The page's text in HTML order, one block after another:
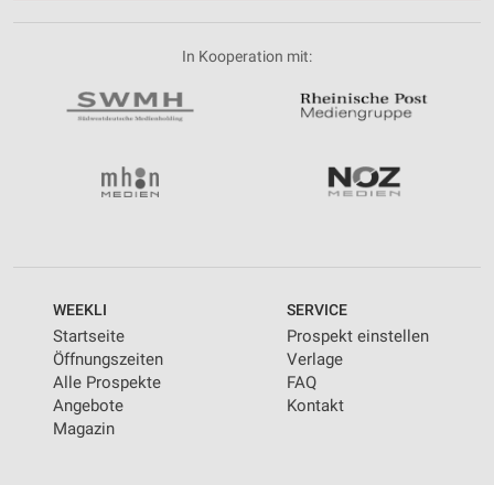
In Kooperation mit:
WEEKLI
Startseite
Öffnungszeiten
Alle Prospekte
Angebote
Magazin
SERVICE
Prospekt einstellen
Verlage
FAQ
Kontakt